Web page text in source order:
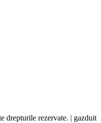
rezervate. | gazduit